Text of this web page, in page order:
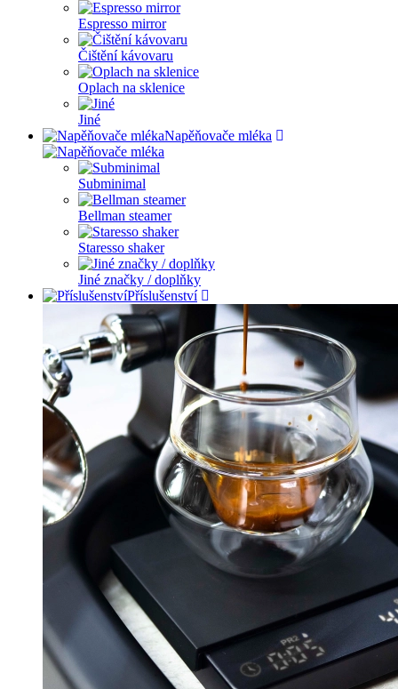
Espresso mirror
Čištění kávovaru
Oplach na sklenice
Jiné
Napěňovače mléka
Subminimal
Bellman steamer
Staresso shaker
Jiné značky / doplňky
Příslušenství